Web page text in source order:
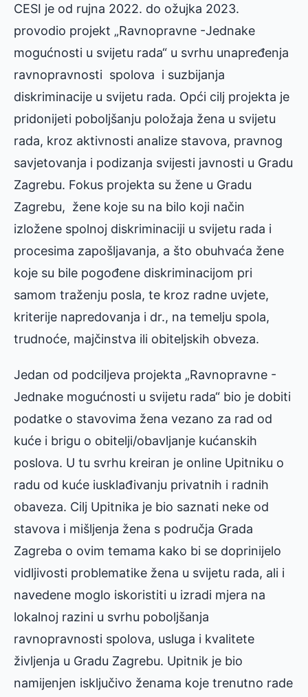
CESI je od rujna 2022. do ožujka 2023.
provodio projekt „Ravnopravne -Jednake
mogućnosti u svijetu rada“ u svrhu unapređenja
ravnopravnosti spolova i suzbijanja
diskriminacije u svijetu rada. Opći cilj projekta je
pridonijeti poboljšanju položaja žena u svijetu
rada, kroz aktivnosti analize stavova, pravnog
savjetovanja i podizanja svijesti javnosti u Gradu
Zagrebu. Fokus projekta su žene u Gradu
Zagrebu, žene koje su na bilo koji način
izložene spolnoj diskriminaciji u svijetu rada i
procesima zapošljavanja, a što obuhvaća žene
koje su bile pogođene diskriminacijom pri
samom traženju posla, te kroz radne uvjete,
kriterije napredovanja i dr., na temelju spola,
trudnoće, majčinstva ili obiteljskih obveza.
Jedan od podciljeva projekta „Ravnopravne -
Jednake mogućnosti u svijetu rada“ bio je dobiti
podatke o stavovima žena vezano za rad od
kuće i brigu o obitelji/obavljanje kućanskih
poslova. U tu svrhu kreiran je online Upitniku o
radu od kuće iusklađivanju privatnih i radnih
obaveza. Cilj Upitnika je bio saznati neke od
stavova i mišljenja žena s područja Grada
Zagreba o ovim temama kako bi se doprinijelo
vidljivosti problematike žena u svijetu rada, ali i
navedene moglo iskoristiti u izradi mjera na
lokalnoj razini u svrhu poboljšanja
ravnopravnosti spolova, usluga i kvalitete
življenja u Gradu Zagrebu. Upitnik je bio
namijenjen isključivo ženama koje trenutno rade